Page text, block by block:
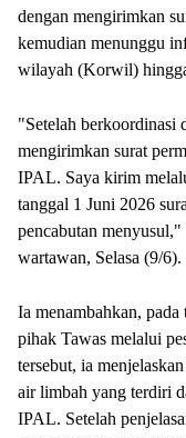
dengan mengirimkan
kemudian menunggu
wilayah (Korwil)
"Setelah berkoordinasi
mengirimkan surat
IPAL. Saya kirim
tanggal 1 Juni 2026
pencabutan
wartawan, Selasa (9/6).
Ia menambahkan,
pihak Tawas melalui
tersebut, ia
air limbah yang terdiri
IPAL. Setelah